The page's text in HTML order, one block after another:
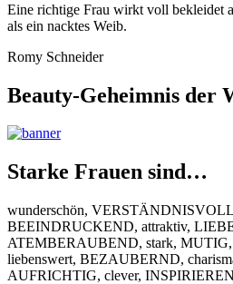
Eine richtige Frau wirkt voll bekleidet
als ein nacktes Weib.
Romy Schneider
Beauty-Geheimnis der
Starke Frauen sind…
wunderschön,
BEEINDRUCKEND, attraktiv,
ATEMBERAUBEND, stark,
liebenswert, BEZAUBERND,
AUFRICHTIG, clever,